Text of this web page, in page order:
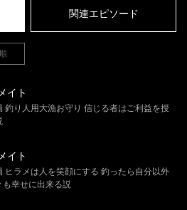
関連エピソード
イト
釣り人用大漁お守り 信じる者はご利益を授
イト
ヒラメは人を笑顔にする 釣ったら自分以外
も幸せに出来る説